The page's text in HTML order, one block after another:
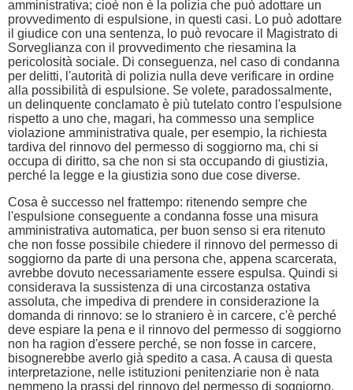
amministrativa; cioè non è la polizia che può adottare un
provvedimento di espulsione, in questi casi. Lo può adottare
il giudice con una sentenza, lo può revocare il Magistrato di
Sorveglianza con il provvedimento che riesamina la
pericolosità sociale. Di conseguenza, nel caso di condanna
per delitti, l'autorità di polizia nulla deve verificare in ordine
alla possibilità di espulsione. Se volete, paradossalmente,
un delinquente conclamato è più tutelato contro l'espulsione
rispetto a uno che, magari, ha commesso una semplice
violazione amministrativa quale, per esempio, la richiesta
tardiva del rinnovo del permesso di soggiorno ma, chi si
occupa di diritto, sa che non si sta occupando di giustizia,
perché la legge e la giustizia sono due cose diverse.
Cosa è successo nel frattempo: ritenendo sempre che
l'espulsione conseguente a condanna fosse una misura
amministrativa automatica, per buon senso si era ritenuto
che non fosse possibile chiedere il rinnovo del permesso di
soggiorno da parte di una persona che, appena scarcerata,
avrebbe dovuto necessariamente essere espulsa. Quindi si
considerava la sussistenza di una circostanza ostativa
assoluta, che impediva di prendere in considerazione la
domanda di rinnovo: se lo straniero è in carcere, c'è perché
deve espiare la pena e il rinnovo del permesso di soggiorno
non ha ragion d'essere perché, se non fosse in carcere,
bisognerebbe averlo già spedito a casa. A causa di questa
interpretazione, nelle istituzioni penitenziarie non è nata
nemmeno la prassi del rinnovo del permesso di soggiorno,